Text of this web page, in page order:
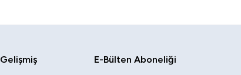
Gelişmiş E-Bülten Aboneliği